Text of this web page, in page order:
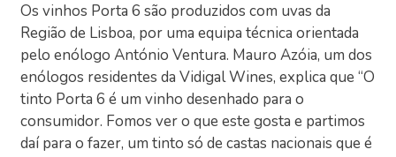
Os vinhos Porta 6 são produzidos com uvas da
Região de Lisboa, por uma equipa técnica orientada
pelo enólogo António Ventura. Mauro Azóia, um dos
enólogos residentes da Vidigal Wines, explica que “O
tinto Porta 6 é um vinho desenhado para o
consumidor. Fomos ver o que este gosta e partimos
daí para o fazer, um tinto só de castas nacionais que é